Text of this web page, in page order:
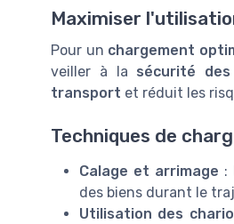
Maximiser
Pour un chargement
veiller à la sécurité des
transport et réduit les
Techniques de
Calage et arrimage :
des biens durant le
Utilisation des